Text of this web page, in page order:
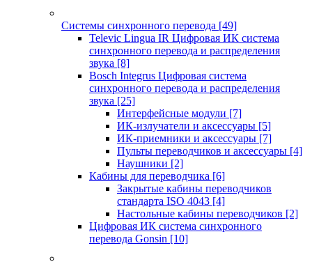
Системы синхронного перевода [49]
Televic Lingua IR Цифровая ИК система
синхронного перевода и распределения
звука [8]
Bosch Integrus Цифровая система
синхронного перевода и распределения
звука [25]
Интерфейсные модули [7]
ИК-излучатели и аксессуары [5]
ИК-приемники и аксессуары [7]
Пульты переводчиков и аксессуары [4]
Наушники [2]
Кабины для переводчика [6]
Закрытые кабины переводчиков
стандарта ISO 4043 [4]
Настольные кабины переводчиков [2]
Цифровая ИК система синхронного
перевода Gonsin [10]